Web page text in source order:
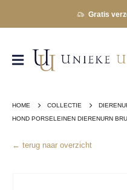
Gratis
HOME COLLECTIE
HOND PORSELEINEN DIERENURN
← terug naar overzicht